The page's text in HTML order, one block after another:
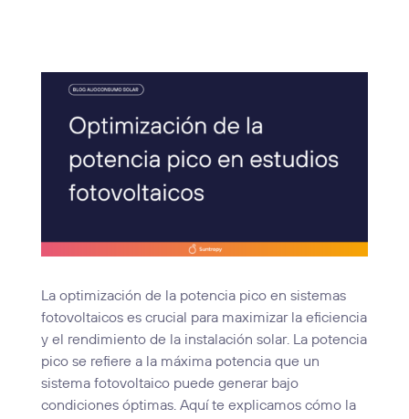
La optimización de la potencia pico en sistemas
fotovoltaicos es crucial para maximizar la eficiencia
y el rendimiento de la instalación solar. La potencia
pico se refiere a la máxima potencia que un
sistema fotovoltaico puede generar bajo
condiciones óptimas. Aquí te explicamos cómo la